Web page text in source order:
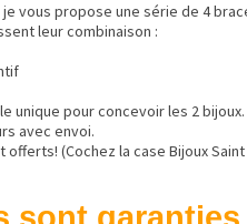
je vous propose une série de 4
leur combinaison :
unique pour concevoir les 2 bijoux.
avec envoi.
(Cochez la case Bijoux Saint